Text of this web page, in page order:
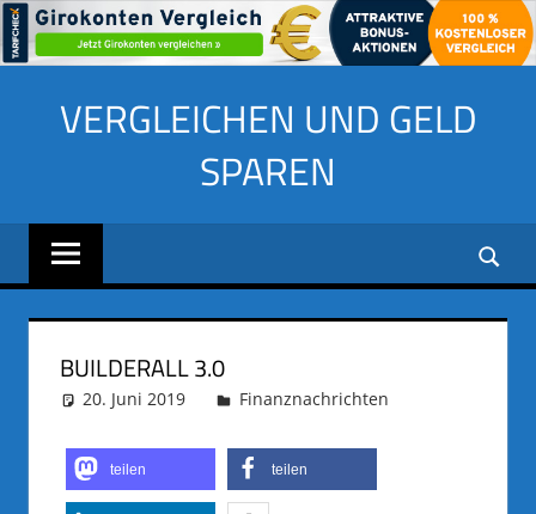
VERGLEICHEN UND GELD
SPAREN
BUILDERALL 3.0
20. Juni 2019 adminus
Finanznachrichten
teilen teilen